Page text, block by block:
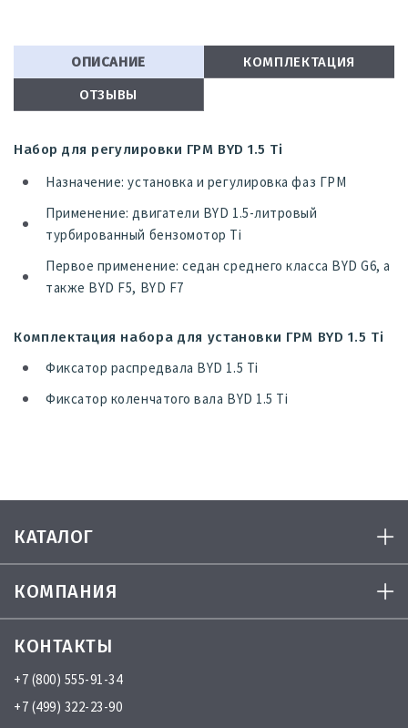
ОПИСАНИЕ
КОМПЛЕКТАЦИЯ
ОТЗЫВЫ
Набор для регулировки ГРМ BYD 1.5 Ti
Назначение: установка и регулировка фаз ГРМ
Применение: двигатели BYD 1.5-литровый
турбированный бензомотор Ti
Первое применение: седан среднего класса BYD G6, а
также BYD F5, BYD F7
Комплектация набора для установки ГРМ BYD 1.5 Ti
Фиксатор распредвала BYD 1.5 Ti
Фиксатор коленчатого вала BYD 1.5 Ti
КАТАЛОГ
КОМПАНИЯ
КОНТАКТЫ
+7 (800) 555-91-34
+7 (499) 322-23-90